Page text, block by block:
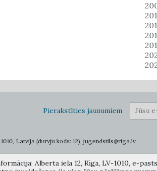
Pierakstīties jaunumiem
Latvija (durvju kods: 12), jugendstils@riga.lv
Alberta iela 12, Rīga, LV-1010, e-